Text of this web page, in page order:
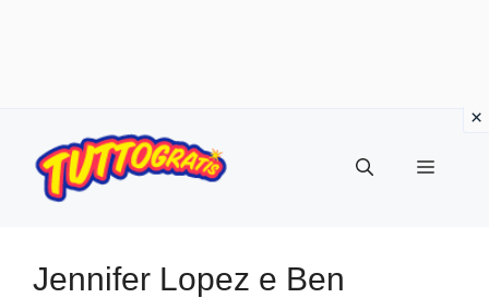
contenuto
Menu
Jennifer Lopez e Ben